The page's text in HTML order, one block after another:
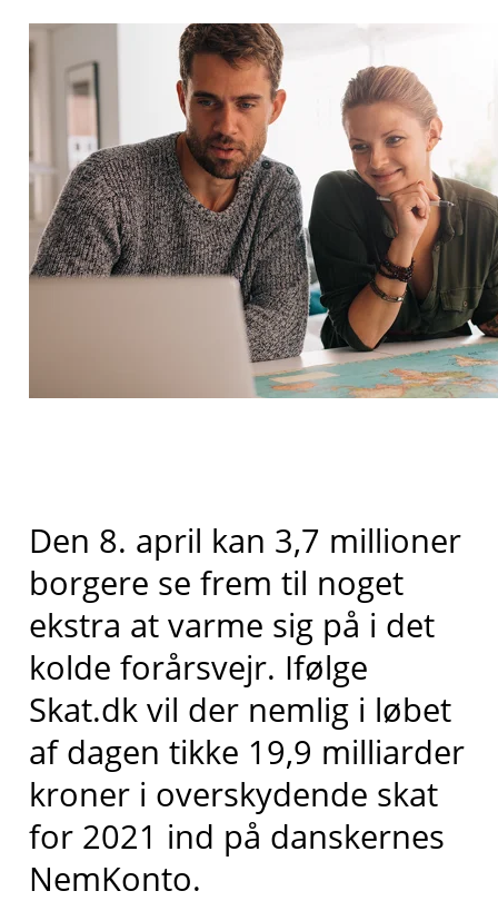
Den 8. april kan 3,7 millioner
borgere se frem til noget
ekstra at varme sig på i det
kolde forårsvejr. Ifølge
Skat.dk vil der nemlig i løbet
af dagen tikke 19,9 milliarder
kroner i overskydende skat
for 2021 ind på danskernes
NemKonto.